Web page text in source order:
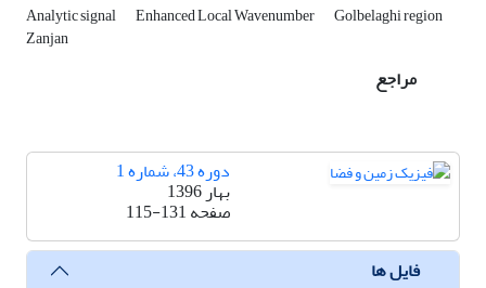
Analytic signal Enhanced Local Wavenumber Golbelaghi region
Zanjan
مراجع
دوره 43، شماره 1
بهار 1396
صفحه115-131
فایل ها